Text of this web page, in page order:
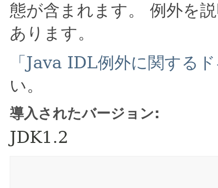
態が含まれます。
例外を
あります。
「Java IDL例外に関する
い。
導入されたバージョン:
JDK1.2